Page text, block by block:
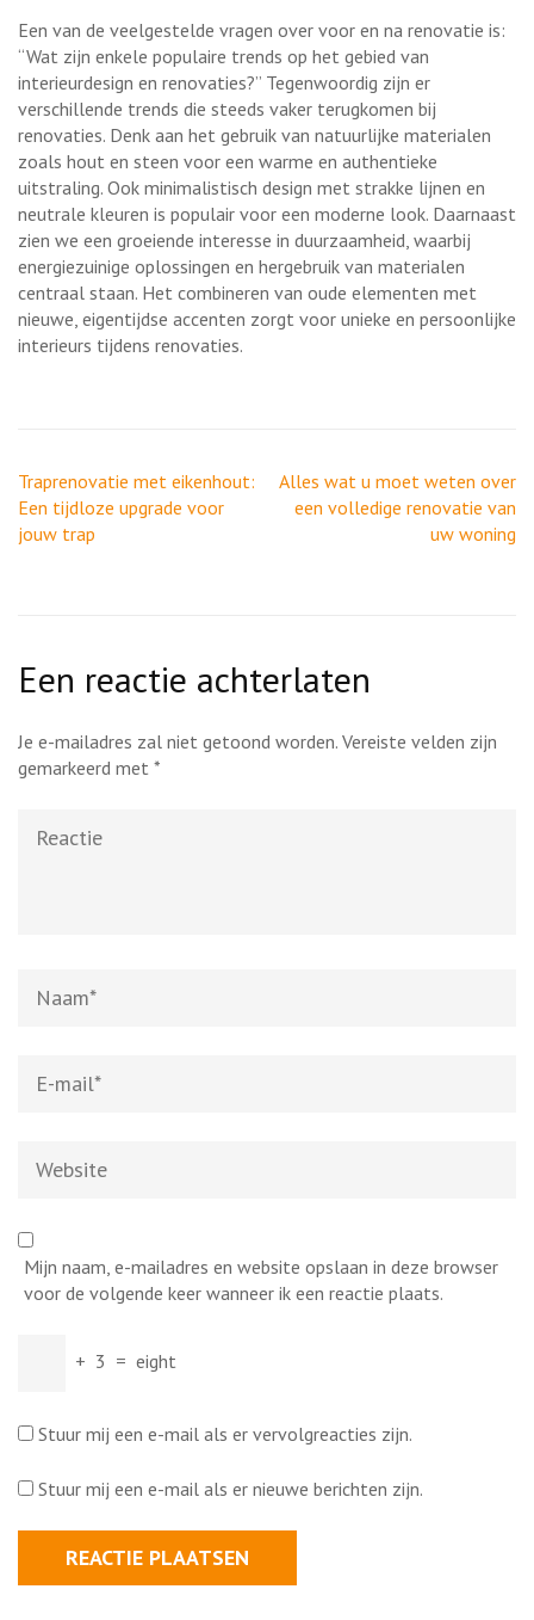
Een van de veelgestelde vragen over voor en na renovatie is:
“Wat zijn enkele populaire trends op het gebied van
interieurdesign en renovaties?” Tegenwoordig zijn er
verschillende trends die steeds vaker terugkomen bij
renovaties. Denk aan het gebruik van natuurlijke materialen
zoals hout en steen voor een warme en authentieke
uitstraling. Ook minimalistisch design met strakke lijnen en
neutrale kleuren is populair voor een moderne look. Daarnaast
zien we een groeiende interesse in duurzaamheid, waarbij
energiezuinige oplossingen en hergebruik van materialen
centraal staan. Het combineren van oude elementen met
nieuwe, eigentijdse accenten zorgt voor unieke en persoonlijke
interieurs tijdens renovaties.
Berichtnavigatie
Traprenovatie met eikenhout:
Een tijdloze upgrade voor
jouw trap
Alles wat u moet weten over
een volledige renovatie van
uw woning
Een reactie achterlaten
Je e-mailadres zal niet getoond worden. Vereiste velden zijn
gemarkeerd met *
mail*
Mijn naam, e-mailadres en website opslaan in deze browser
voor de volgende keer wanneer ik een reactie plaats.
+ 3 = eight
Stuur mij een e-mail als er vervolgreacties zijn.
Stuur mij een e-mail als er nieuwe berichten zijn.